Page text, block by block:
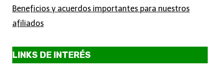
Beneficios y acuerdos importantes para nuestros
afiliados
LINKS DE INTERÉS